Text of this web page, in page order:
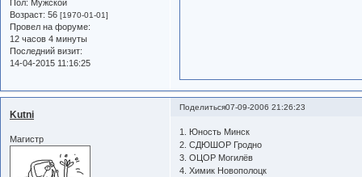
Пол: Мужской
Возраст: 56 [1970-01-01]
Провел на форуме:
12 часов 4 минуты
Последний визит:
14-04-2015 11:16:25
Поделиться07-09-2006 21:26:23
Kutni
Магистр
1. Юность Минск
2. СДЮШОР Гродно
3. ОЦОР Могилёв
4. Химик Новополоцк